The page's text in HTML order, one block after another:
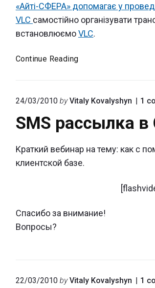
«Айті-СФЕРА» допомагає у
VLC самостійно організувати
встановлюємоVLC.
Continue ReadingПроводимо
24/03/2010 by Vitaly Kovalyshyn 1
SMS рассылка в
Kраткий вебинар на тему: как с
клиентской базе.
Спасибо за внимание!
Вопросы?
22/03/2010 by Vitaly Kovalyshyn 1